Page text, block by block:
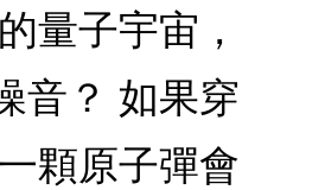
量子宇宙，
音？ 如果穿
顆原子彈會